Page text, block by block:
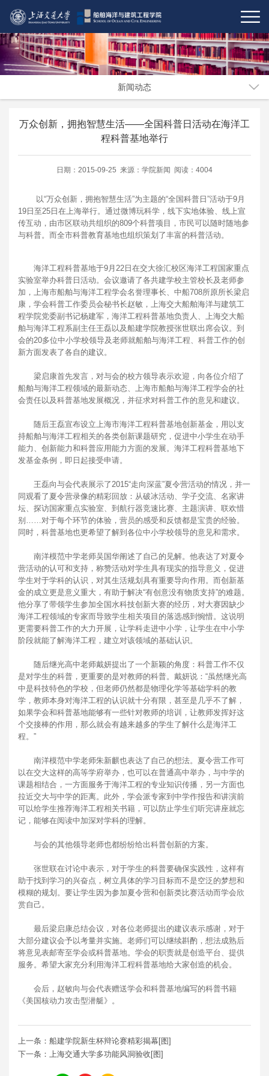
新闻动态
万众创新，拥抱智慧生活——全国科普日活动在海洋工
程科普基地举行
日期：2015-09-25 来源：学院新闻 阅读：4004
以“万众创新，拥抱智慧生活”为主题的“全国科普日”活动于9月
19日至25日在上海举行。通过微博玩科学，线下实地体验、线上宣
传互动，由市区联动共组织的809个科普项目，市民可以随时随地参
与科普。而全市科普教育基地也组织策划了丰富的科普活动。
海洋工程科普基地于9月22日在交大徐汇校区海洋工程国家重点
实验室举办科普日活动。会议邀请了各共建学校主管校长及老师参
加，上海市船舶与海洋工程学会名誉理事长、中船708所原所长梁启
康，学会科普工作委员会秘书长赵敏，上海交大船舶海洋与建筑工
程学院党委副书记杨建军，海洋工程科普基地负责人、上海交大船
舶与海洋工程系副主任王磊以及船建学院教授张世联出席会议。到
会的20多位中小学校领导及老师就船舶与海洋工程、科普工作的创
新方面发表了各自的建议。
梁启康首先发言，对与会的校方领导表示欢迎，向各位介绍了
船舶与海洋工程领域的最新动态、上海市船舶与海洋工程学会的社
会责任以及科普基地发展概况，并征求对科普工作的意见和建议。
随后王磊宣布设立上海市海洋工程科普基地创新基金，用以支
持船舶与海洋工程相关的各类创新课题研究，促进中小学生在动手
能力、创新能力和科普应用能力方面的发展。海洋工程科普基地下
发基金条例，即日起接受申请。
王磊向与会代表展示了2015“走向深蓝”夏令营活动的情况，并一
同观看了夏令营录像的精彩回放：从破冰活动、学子交流、名家讲
坛、探访国家重点实验室、到航行器竞速比赛、主题演讲、联欢惜
别……对于每个环节的体验，营员的感受和反馈都是宝贵的经验。
同时，科普基地也更希望了解到各位中小学校领导的意见和需求。
南洋模范中学老师吴国华阐述了自己的见解。他表达了对夏令
营活动的认可和支持，称赞活动对学生具有现实的指导意义，促进
学生对于学科的认识，对其生活规划具有重要导向作用。而创新基
金的成立更是意义重大，有助于解决“有创意没有物质支持”的难题。
他分享了带领学生参加全国水科技创新大赛的经历，对大赛因缺少
海洋工程领域的专家而导致学生相关项目的落选感到惋惜。这说明
更需要科普工作的大力开展，让学科走进中小学，让学生在中小学
阶段就能了解海洋工程，建立对该领域的基础认识。
随后继光高中老师戴妍提出了一个新颖的角度：科普工作不仅
是对学生的科普，更重要的是对教师的科普。戴妍说：“虽然继光高
中是科技特色的学校，但老师仍然都是物理化学等基础学科的教
学，教师本身对海洋工程的认识就十分有限，甚至是几乎不了解，
如果学会和科普基地能够有一些针对教师的培训，让教师发挥好这
个交接棒的作用，那么就会有越来越多的学生了解什么是海洋工
程。”
南洋模范中学老师朱新麒也表达了自己的想法。夏令营工作可
以在交大这样的高等学府举办，也可以在普通高中举办，与中学的
课题相结合，一方面服务于海洋工程的专业知识传播，另一方面也
拉近交大与中学的距离。此外，学会派专家到中学作报告和讲演前
可以给学生推荐海洋工程相关书籍，可以防止学生们听完讲座就忘
记，能够在阅读中加深对学科的理解。
与会的其他领导老师也都纷纷给出科普创新的方案。
张世联在讨论中表示，对于学生的科普要确保实践性，这样有
助于找到学习的兴奋点，树立具体的学习目标而不是空泛的梦想和
模糊的规划。要让学生因为参加夏令营和创新类比赛活动而学会欣
赏自己。
最后梁启康总结会议，对各位老师提出的建议表示感谢，对于
大部分建议会予以考量并实施。老师们可以继续斟酌，想法成熟后
将意见表邮寄至学会或科普基地。学会的职责就是创造平台、提供
服务。希望大家充分利用海洋工程科普基地给大家创造的机会。
会后，赵敏向与会代表赠送学会和科普基地编写的科普书籍
《美国核动力攻击型潜艇》。
上一条：船建学院新生杯辩论赛精彩揭幕[图]
下一条：上海交通大学多功能风洞验收[图]